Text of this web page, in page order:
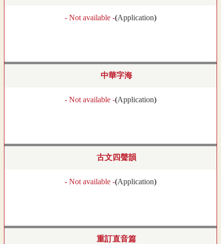
- Not available -(Application)
中華字海
- Not available -(Application)
古文四聲韻
- Not available -(Application)
重訂直音篇